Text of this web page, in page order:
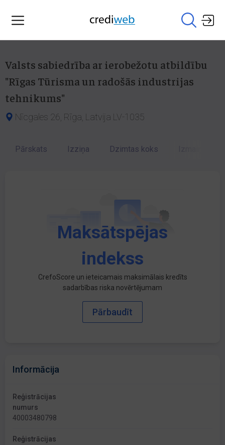
Valsts sabiedrība ar ierobežotu atbildību
"Rīgas Tūrisma un radošās industrijas
tehnikums"
Nīcgales 26, Rīga, Latvija LV-1035
Pārskats Izziņa Dzimtas koks
Maksātspējas
indekss
CrefoScore un ieteicamais maksimālais kredīts
sadarbības riska novērtējumam
Pārbaudīt
Informācija
Reģistrācijas
numurs
40003480798
Reģistrācijas